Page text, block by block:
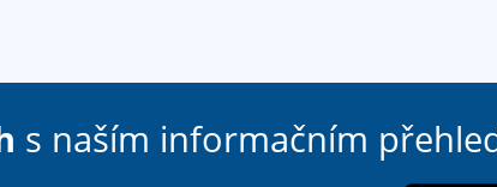
s naším informačním